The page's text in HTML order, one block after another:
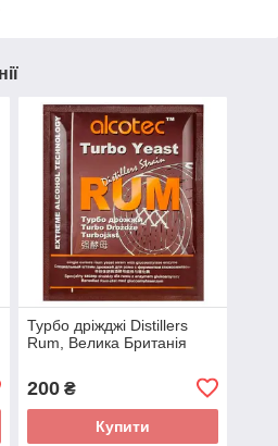
Турбо дріжджі Distillers
Rum, Велика Британія
200₴
Купити